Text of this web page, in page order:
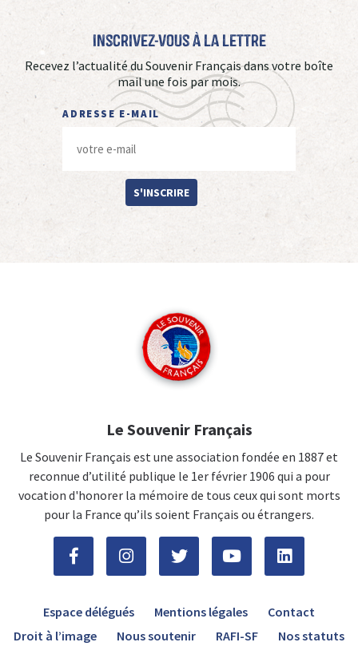
Inscrivez-vous à La Lettre
Recevez l’actualité du Souvenir Français dans votre boîte
mail une fois par mois.
ADRESSE E-MAIL
S'INSCRIRE
Le Souvenir Français
Le Souvenir Français est une association fondée en 1887 et
reconnue d’utilité publique le 1er février 1906 qui a pour
vocation d'honorer la mémoire de tous ceux qui sont morts
pour la France qu’ils soient Français ou étrangers.
Espace délégués Mentions légales
Contact
Droit à l’image
Nous soutenir RAFI-SF Nos statuts